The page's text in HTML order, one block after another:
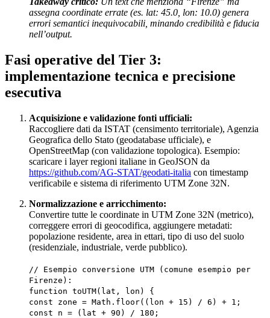
assegna coordinate errate (es. lat: 45.0, lon: 10.0) genera
errori semantici inequivocabili, minando credibilità e fiducia
nell’output.
Fasi operative del Tier 3:
implementazione tecnica e precisione
esecutiva
Acquisizione e validazione fonti ufficiali:
Raccogliere dati da ISTAT (censimento territoriale), Agenzia
Geografica dello Stato (geodatabase ufficiale), e
OpenStreetMap (con validazione topologica). Esempio:
scaricare i layer regioni italiane in GeoJSON da
https://github.com/AG-STAT/geodati-italia con timestamp
verificabile e sistema di riferimento UTM Zone 32N.
Normalizzazione e arricchimento:
Convertire tutte le coordinate in UTM Zone 32N (metrico),
correggere errori di geocodifica, aggiungere metadati:
popolazione residente, area in ettari, tipo di uso del suolo
(residenziale, industriale, verde pubblico).
// Esempio conversione UTM (comune esempio per
Firenze):
function toUTM(lat, lon) {
const zone = Math.floor((lon + 15) / 6) + 1;
const n = (lat + 90) / 180;